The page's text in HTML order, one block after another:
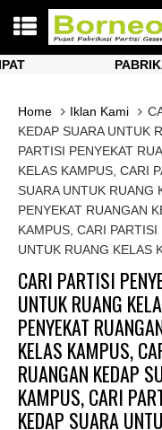
Home
Iklan Kami
KEDAP SUARA UNTUK
PARTISI PENYEKAT
KELAS KAMPUS, CARI
SUARA UNTUK RUANG
PENYEKAT RUANGAN
KAMPUS, CARI
UNTUK RUANG KELAS
CARI PARTISI
UNTUK RUANG
PENYEKAT
KELAS KAMPUS,
RUANGAN KEDAP
KAMPUS, CARI
KEDAP SUARA